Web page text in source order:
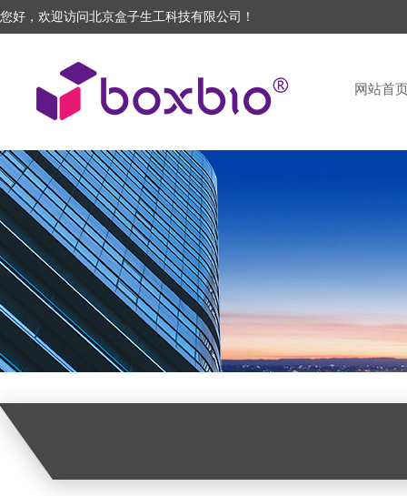
您好，欢迎访问北京盒子生工科技有限公司！
网站首